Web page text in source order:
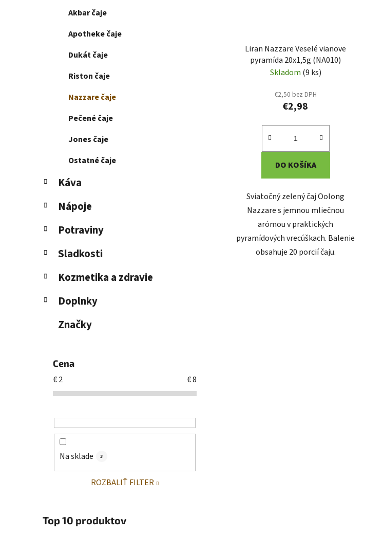
Akbar čaje
Apotheke čaje
Dukát čaje
Riston čaje
Nazzare čaje
Pečené čaje
Jones čaje
Ostatné čaje
Káva
Nápoje
Potraviny
Sladkosti
Kozmetika a zdravie
Doplnky
Značky
Cena
€2 €8
Na sklade 3
ROZBALIŤ FILTER
Top 10 produktov
Liran Nazzare Veselé vianove
pyramída 20x1,5g (NA010)
Skladom (9 ks)
€2,50 bez DPH
€2,98
DO KOŠÍKA
Sviatočný zelený čaj Oolong
Nazzare s jemnou mliečnou
arómou v praktických
pyramídových vrecúškach. Balenie
obsahuje 20 porcií čaju.